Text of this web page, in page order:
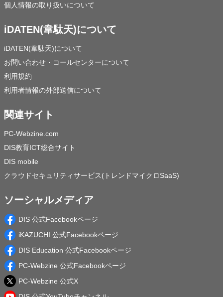
個人情報の取り扱いについて
iDATEN(韋駄天)について
iDATEN(韋駄天)について
お問い合わせ・コールセンターについて
利用規約
利用者情報の外部送信について
関連サイト
PC-Webzine.com
DIS教育ICT総合サイト
DIS mobile
クラウドセキュリティサービス(トレンドマイクロSaaS)
ソーシャルメディア
DIS 公式Facebookページ
iKAZUCHI 公式Facebookページ
DIS Education 公式Facebookページ
PC-Webzine 公式Facebookページ
PC-Webzine 公式X